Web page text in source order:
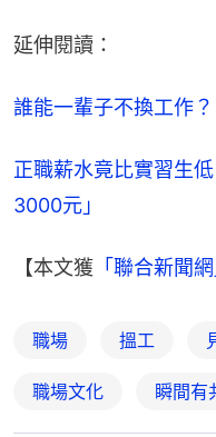
延伸閱讀：
誰能一輩子不換工作
正職薪水竟比實習生
3000元」
【本文獲 「聯合新聞網
職場 搵工
職場文化 瞬間有